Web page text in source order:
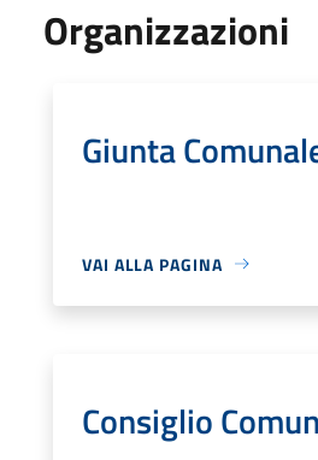
Organizzazioni
Giunta
VAI ALLA PAGINA
Consiglio